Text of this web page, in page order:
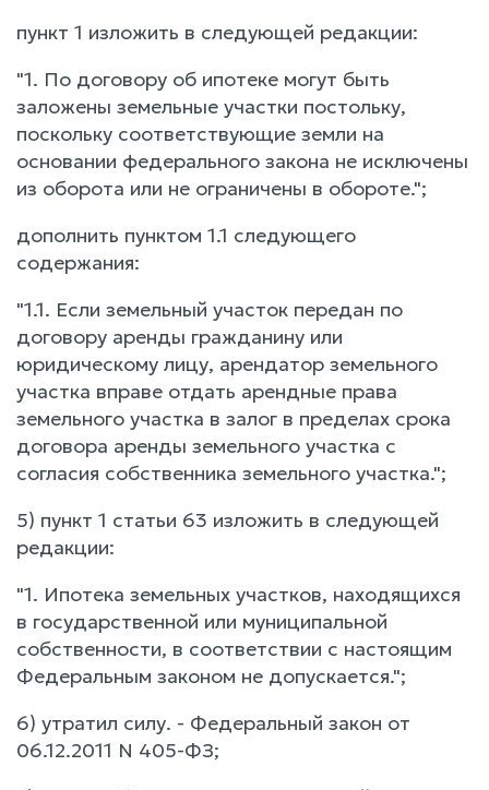
пункт 1 изложить в следующей редакции:
"1. По договору об ипотеке могут быть
заложены земельные участки постольку,
поскольку соответствующие земли на
основании федерального закона не исключены
из оборота или не ограничены в обороте.";
дополнить пунктом 1.1 следующего
содержания:
"1.1. Если земельный участок передан по
договору аренды гражданину или
юридическому лицу, арендатор земельного
участка вправе отдать арендные права
земельного участка в залог в пределах срока
договора аренды земельного участка с
согласия собственника земельного участка.";
5) пункт 1 статьи 63 изложить в следующей
редакции:
"1. Ипотека земельных участков, находящихся
в государственной или муниципальной
собственности, в соответствии с настоящим
Федеральным законом не допускается.";
6) утратил силу. - Федеральный закон от
06.12.2011 N 405-ФЗ;